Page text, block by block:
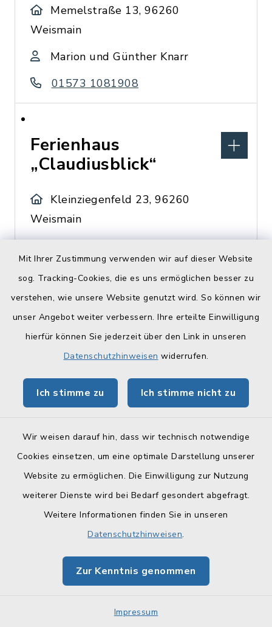
Mit Ihrer Zustimmung verwenden wir auf dieser Website
sog. Tracking-Cookies, die es uns ermöglichen besser zu
verstehen, wie unsere Website genutzt wird. So können wir
unser Angebot weiter verbessern. Ihre erteilte Einwilligung
hierfür können Sie jederzeit über den Link in unseren
Datenschutzhinweisen widerrufen.
Ich stimme zu Ich stimme nicht zu
Wir weisen darauf hin, dass wir technisch notwendige
Cookies einsetzen, um eine optimale Darstellung unserer
Website zu ermöglichen. Die Einwilligung zur Nutzung
weiterer Dienste wird bei Bedarf gesondert abgefragt.
Weitere Informationen finden Sie in unseren
Datenschutzhinweisen.
Zur Kenntnis genommen
Impressum
Memelstraße 13, 96260
Weismain
Marion und Günther Knarr
01573 1081908
Ferienhaus
„Claudiusblick“
Kleinziegenfeld 23, 96260
Weismain
09542 774793
Ferienwohnung „An
der Krassach“
Niestener Straße 46, 96260
Weismain
Familie Lawatsch
09575 1505
Ferienwohnung
„Landlust“ ****
Krassach 18, 96260